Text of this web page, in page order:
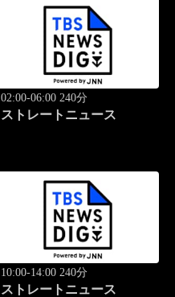
02:00-06:00 240分
ストレートニュース
10:00-14:00 240分
ストレートニュース